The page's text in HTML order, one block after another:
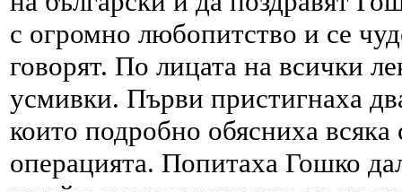
с огромно любопитство и се
говорят. По лицата на всички
усмивки. Първи пристигнаха
които подробно обясниха
операцията. Попитаха Гошко